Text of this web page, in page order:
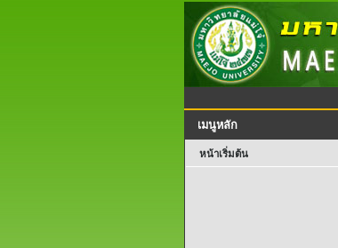
เมนูหลัก
หน้าเริ่มต้น